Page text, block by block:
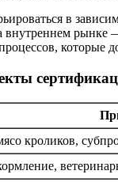
в
кроликов,